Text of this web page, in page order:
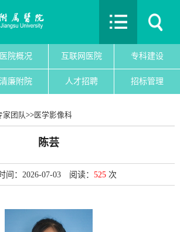
医院概况 互联网医院 专科建设
清廉附院 人才招聘 招标管理
家团队>>医学影像科
陈芸
间：2026-07-03 阅读： 525次
首页
互联网医院
专科建设
党建文化
清廉附院
人才招聘